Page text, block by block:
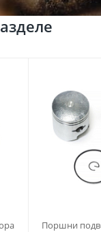
Поршни